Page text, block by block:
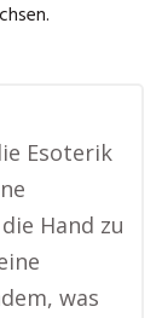
Esoterik
Hand zu
was